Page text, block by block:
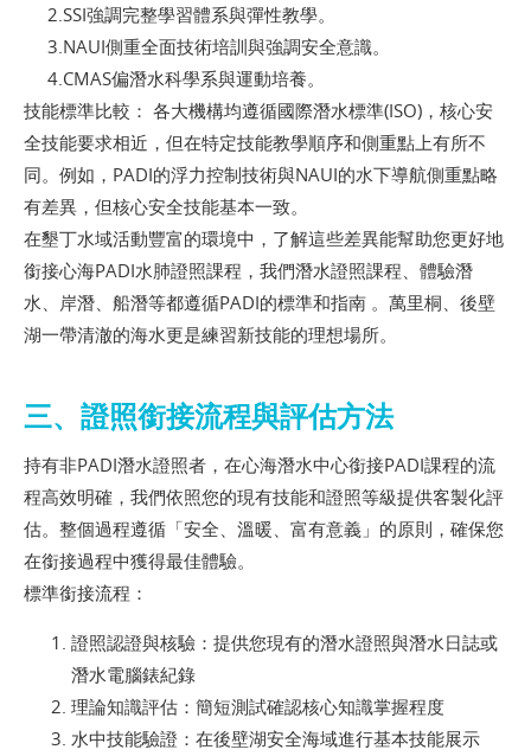
2.SSI強調完整學習體系與彈性教學。
3.NAUI側重全面技術培訓與強調安全意識。
4.CMAS偏潛水科學系與運動培養。
技能標準比較： 各大機構均遵循國際潛水標準(ISO)，核心安
全技能要求相近，但在特定技能教學順序和側重點上有所不
同。例如，PADI的浮力控制技術與NAUI的水下導航側重點略
有差異，但核心安全技能基本一致。
在墾丁水域活動豐富的環境中，了解這些差異能幫助您更好地
銜接心海PADI水肺證照課程，我們潛水證照課程、體驗潛
水、岸潛、船潛等都遵循PADI的標準和指南 。萬里桐、後壁
湖一帶清澈的海水更是練習新技能的理想場所。
三、證照銜接流程與評估方法
持有非PADI潛水證照者，在心海潛水中心銜接PADI課程的流
程高效明確，我們依照您的現有技能和證照等級提供客製化評
估。整個過程遵循「安全、溫暖、富有意義」的原則，確保您
在銜接過程中獲得最佳體驗。
標準銜接流程：
證照認證與核驗：提供您現有的潛水證照與潛水日誌或
潛水電腦錶紀錄
理論知識評估：簡短測試確認核心知識掌握程度
水中技能驗證：在後壁湖安全海域進行基本技能展示